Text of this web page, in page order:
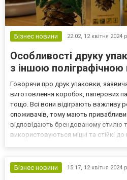
Бізнес новини 22:02, 12 квітня 2024
Особливості друку
з іншою поліграфічною
Говорячи про друк упаковки,
виготовлення коробок, паперових
тощо. Всі вони відіграють важливу
споживачів, тому мають
відповідають брендованому стилю
використовуються міцні та стійкі
Бізнес новини
15:17, 12 квітня 2024